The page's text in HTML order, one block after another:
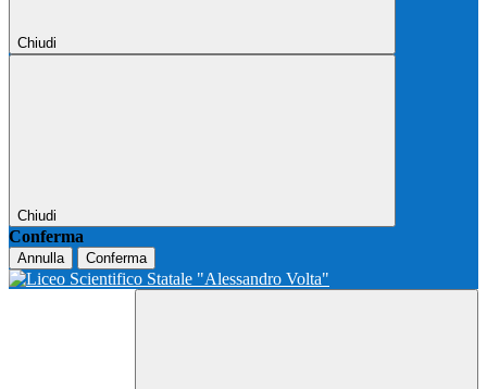
Chiudi
Chiudi
Conferma
Annulla Conferma